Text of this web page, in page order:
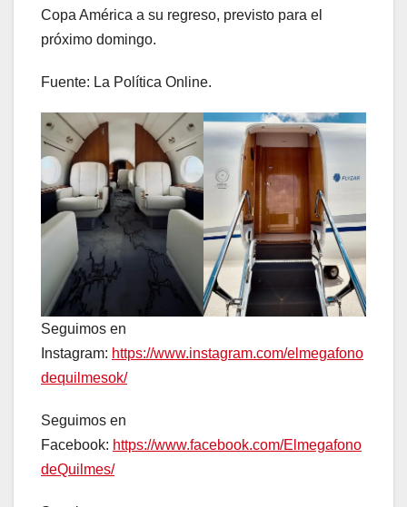
Copa América a su regreso, previsto para el
próximo domingo.
Fuente: La Política Online.
Seguimos en
Instagram: https://www.instagram.com/elmegafono
dequilmesok/
Seguimos en
Facebook: https://www.facebook.com/Elmegafono
deQuilmes/